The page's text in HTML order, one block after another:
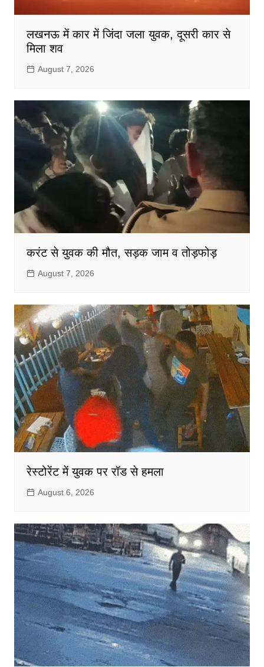
लखनऊ में कार में जिंदा जला युवक, दूसरी कार से
मिला शव
August 7, 2026
करंट से युवक की मौत, सड़क जाम व तोड़फोड़
August 7, 2026
रेस्टोरेंट में युवक पर रॉड से हमला
August 6, 2026